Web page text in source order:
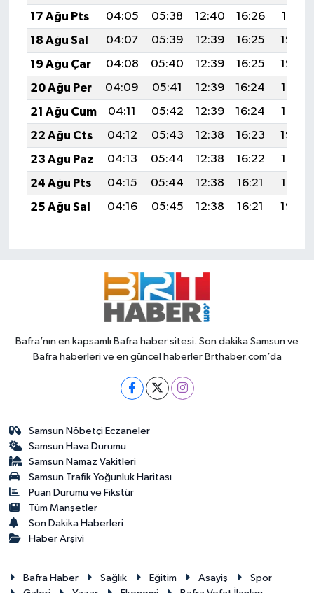
17 Ağu Pts
04:05 05:38 12:40 16:26
19:31
18 Ağu Sal
04:07 05:39 12:39 16:25
19:30
19 Ağu Çar
04:08 05:40 12:39 16:25
19:29
20 Ağu Per
04:09 05:41 12:39 16:24
19:27
21 Ağu Cum
04:11 05:42 12:39 16:24
19:26
22 Ağu Cts
04:12 05:43 12:38 16:23
19:24
23 Ağu Paz
04:13 05:44 12:38 16:22
19:23
24 Ağu Pts
04:15 05:44 12:38 16:21
19:22
25 Ağu Sal
04:16 05:45 12:38 16:21 19:20
Bafra’nın en kapsamlı Bafra haber sitesi. Son dakika Samsun ve
Bafra haberleri ve en güncel haberler Brthaber.com’da
Samsun Nöbetçi Eczaneler
Samsun Hava Durumu
Samsun Namaz Vakitleri
Samsun Trafik Yoğunluk Haritası
Puan Durumu ve Fikstür
Tüm Manşetler
Son Dakika Haberleri
Haber Arşivi
Bafra Haber Sağlık Eğitim Asayiş
Spor